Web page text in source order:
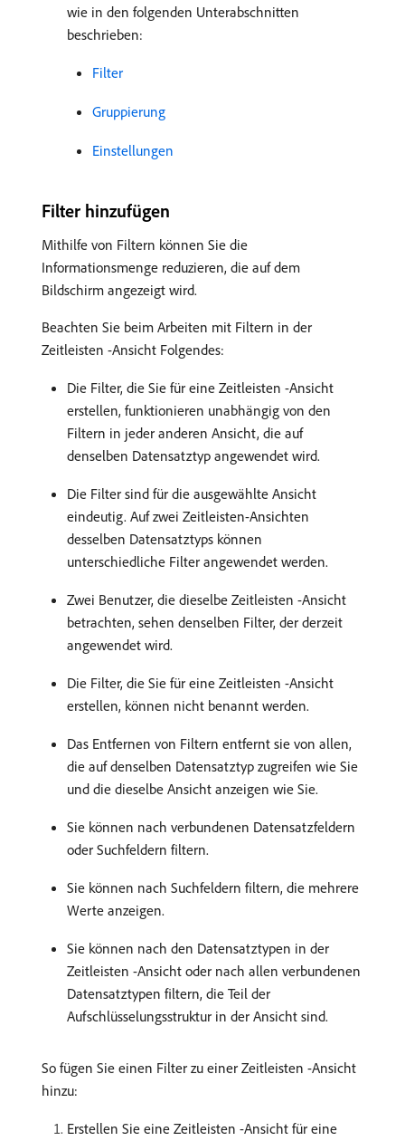
wie in den folgenden Unterabschnitten
beschrieben:
Filter
Gruppierung
Einstellungen
Filter hinzufügen
Mithilfe von Filtern können Sie die
Informationsmenge reduzieren, die auf dem
Bildschirm angezeigt wird.
Beachten Sie beim Arbeiten mit Filtern in der
Zeitleisten -Ansicht Folgendes:
Die Filter, die Sie für eine Zeitleisten -Ansicht
erstellen, funktionieren unabhängig von den
Filtern in jeder anderen Ansicht, die auf
denselben Datensatztyp angewendet wird.
Die Filter sind für die ausgewählte Ansicht
eindeutig. Auf zwei Zeitleisten-Ansichten
desselben Datensatztyps können
unterschiedliche Filter angewendet werden.
Zwei Benutzer, die dieselbe Zeitleisten -Ansicht
betrachten, sehen denselben Filter, der derzeit
angewendet wird.
Die Filter, die Sie für eine Zeitleisten -Ansicht
erstellen, können nicht benannt werden.
Das Entfernen von Filtern entfernt sie von allen,
die auf denselben Datensatztyp zugreifen wie Sie
und die dieselbe Ansicht anzeigen wie Sie.
Sie können nach verbundenen Datensatzfeldern
oder Suchfeldern filtern.
Sie können nach Suchfeldern filtern, die mehrere
Werte anzeigen.
Sie können nach den Datensatztypen in der
Zeitleisten -Ansicht oder nach allen verbundenen
Datensatztypen filtern, die Teil der
Aufschlüsselungsstruktur in der Ansicht sind.
So fügen Sie einen Filter zu einer Zeitleisten -Ansicht
hinzu:
Erstellen Sie eine Zeitleisten -Ansicht für eine